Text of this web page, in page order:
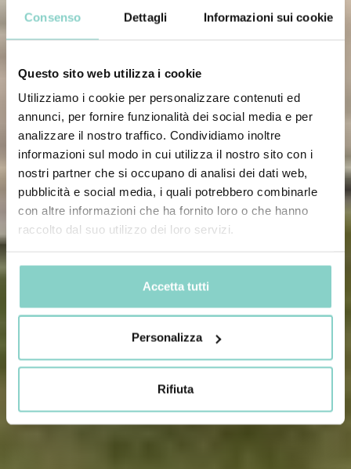
Consenso Dettagli Informazioni sui cookie
Questo sito web utilizza i cookie
Utilizziamo i cookie per personalizzare contenuti ed
annunci, per fornire funzionalità dei social media e per
analizzare il nostro traffico. Condividiamo inoltre
informazioni sul modo in cui utilizza il nostro sito con i
nostri partner che si occupano di analisi dei dati web,
pubblicità e social media, i quali potrebbero combinarle
con altre informazioni che ha fornito loro o che hanno
raccolto dal suo utilizzo dei loro servizi.
Accetta tutti
Personalizza
Rifiuta